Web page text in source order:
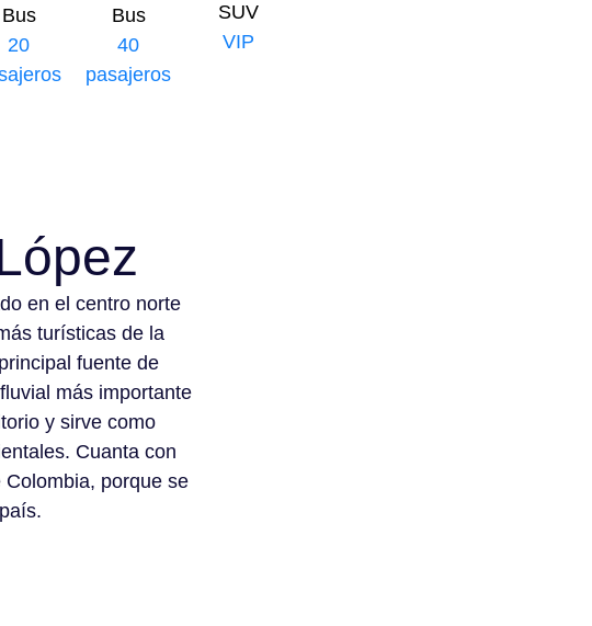
Bus
20
Bus
40
pasajeros
SUV
VIP
en el centro norte
turísticas de la
fuente de
más importante
y sirve como
Cuanta con
porque se